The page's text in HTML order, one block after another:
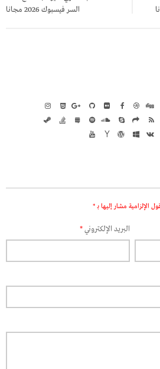
السر فيسبوك 2026 مجانا
الإلزامية مشار إليها بـ *
البريد الإلكتروني*